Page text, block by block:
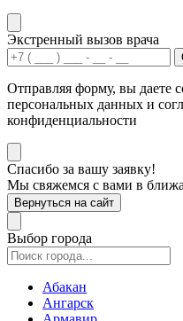
Экстренный вызов врача
Отправляя форму, вы даете
персональных данных и
конфиденциальности
Спасибо за вашу заявку!
Мы свяжемся с вами в
Вернуться на сайт
Выбор города
Абакан
Ангарск